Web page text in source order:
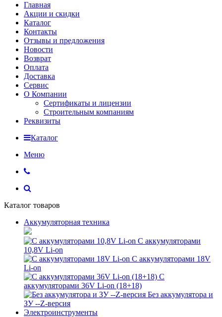
Главная
Акции и скидки
Каталог
Контакты
Отзывы и предложения
Новости
Возврат
Оплата
Доставка
Сервис
О Компании
Сертификаты и лицензии
Строительным компаниям
Реквизиты
Каталог
Меню
Каталог товаров
Аккумуляторная техника
С аккумуляторами
10,8V Li-on
С аккумуляторами 18V
Li-on
С
аккумуляторами 36V Li-on (18+18)
Без аккумулятора и
ЗУ --Z-версия
Электроинструменты